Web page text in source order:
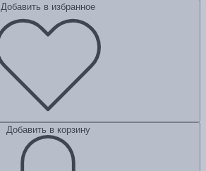
Добавить в избранное
Добавить в корзину